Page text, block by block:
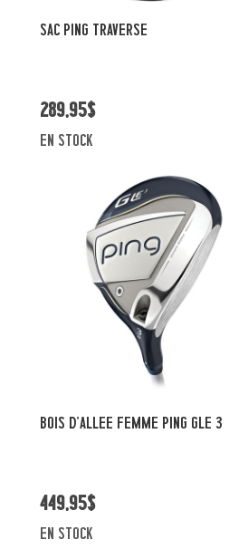
Vue rapide
SAC PING TRAVERSE
289,95$
en stock
Vue rapide
BOIS D'ALLEE FEMME PING GLE 3
449,95$
en stock